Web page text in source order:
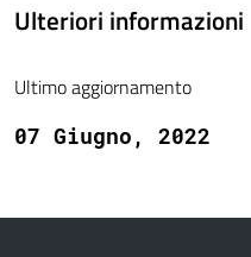
Ulteriori informazioni
Ultimo aggiornamento
07 Giugno, 2022